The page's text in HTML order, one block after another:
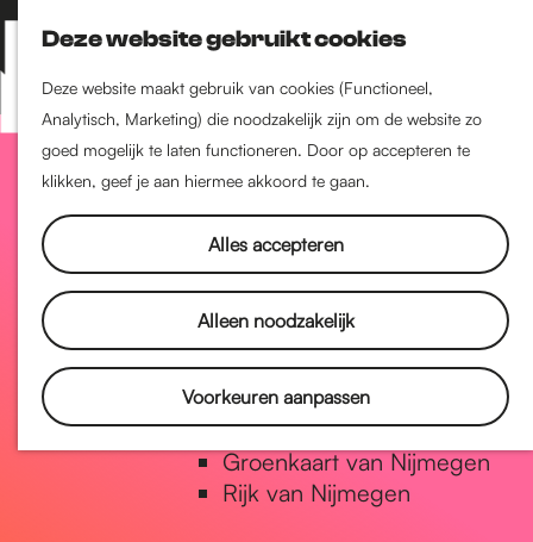
Deze website gebruikt cookies
Deze website maakt gebruik van cookies (Functioneel,
Analytisch, Marketing) die noodzakelijk zijn om de website zo
goed mogelijk te laten functioneren. Door op accepteren te
klikken, geef je aan hiermee akkoord te gaan.
Alles accepteren
Alleen noodzakelijk
Voorkeuren aanpassen
Z
o
e
k
e
K
a
a
r
t
M
e
n
Nijmegen-Nieuw-West
Nijmegen-Oud-West
Dukenburg
Lindenholt
Historie
De oudste stad van
Nederland
Historische tijdlijn
Romeinse Limes
Vrede van Nijmegen Penning
Natuur in Nijmegen
Groenkaart van Nijmegen
Rijk van Nijmegen